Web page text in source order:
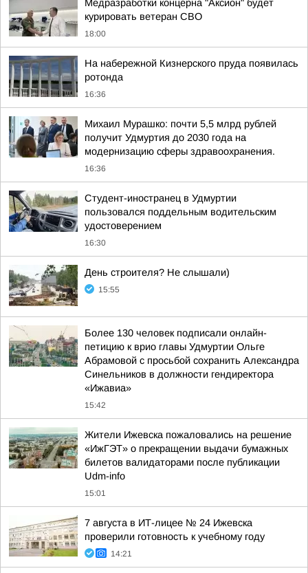
Медразработки концерна "Аксион" будет
курировать ветеран СВО
18:00
На набережной Кизнерского пруда появилась
ротонда
16:36
Михаил Мурашко: почти 5,5 млрд рублей
получит Удмуртия до 2030 года на
модернизацию сферы здравоохранения.
16:36
Студент-иностранец в Удмуртии
пользовался поддельным водительским
удостоверением
16:30
День строителя? Не слышали)
15:55
Более 130 человек подписали онлайн-
петицию к врио главы Удмуртии Ольге
Абрамовой с просьбой сохранить Александра
Синельников в должности гендиректора
«Ижавиа»
15:42
Жители Ижевска пожаловались на решение
«ИжГЭТ» о прекращении выдачи бумажных
билетов валидаторами после публикации
Udm-info
15:01
7 августа в ИТ-лицее № 24 Ижевска
проверили готовность к учебному году
14:21